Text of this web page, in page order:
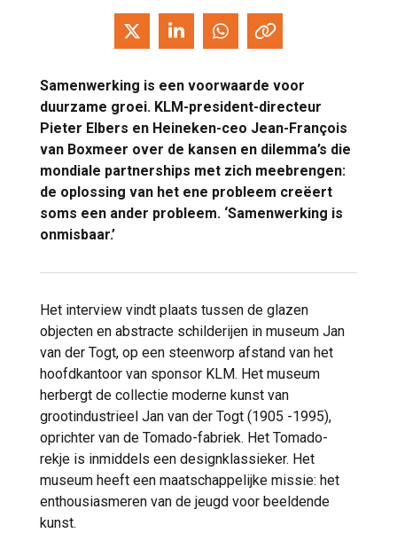
Samenwerking is een voorwaarde voor
duurzame groei. KLM-president-directeur
Pieter Elbers en Heineken-ceo Jean-François
van Boxmeer over de kansen en dilemma’s die
mondiale partnerships met zich meebrengen:
de oplossing van het ene probleem creëert
soms een ander probleem. ‘Samenwerking is
onmisbaar.’
Het interview vindt plaats tussen de glazen
objecten en abstracte schilderijen in museum Jan
van der Togt, op een steenworp afstand van het
hoofdkantoor van sponsor KLM. Het museum
herbergt de collectie moderne kunst van
grootindustrieel Jan van der Togt (1905 -1995),
oprichter van de Tomado-fabriek. Het Tomado-
rekje is inmiddels een designklassieker. Het
museum heeft een maatschappelijke missie: het
enthousiasmeren van de jeugd voor beeldende
kunst.